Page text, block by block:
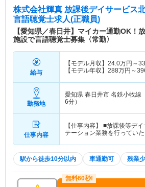
株式会社輝真 放課後デイサービス
言語聴覚士求人(正職員)
【愛知県／春日井】マイカー通勤OK！
施設で言語聴覚士募集〈常勤〉
給与
【モデル月収】 24.0万円～
【モデル年収】 288万円～
勤務地
愛知県 春日井市 名鉄小牧線
6分）
仕事内容
【仕事内容】 ■放課後等デ
テーション業務を行ってい
駅から徒歩10分以内 車通勤可 残業